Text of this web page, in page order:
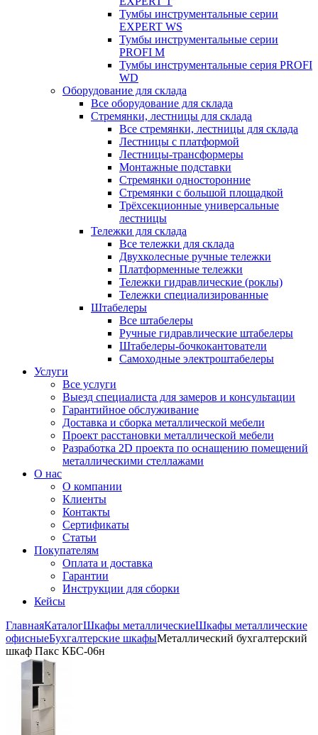
Тумбы инструментальные серии
EXPERT WS
Тумбы инструментальные серии
PROFI M
Тумбы инструментальные серия PROFI
WD
Оборудование для склада
Все оборудование для склада
Стремянки, лестницы для склада
Все стремянки, лестницы для склада
Лестницы с платформой
Лестницы-трансформеры
Монтажные подставки
Стремянки односторонние
Стремянки с большой площадкой
Трёхсекционные универсальные
лестницы
Тележки для склада
Все тележки для склада
Двухколесные ручные тележки
Платформенные тележки
Тележки гидравлические (роклы)
Тележки специализированные
Штабелеры
Все штабелеры
Ручные гидравлические штабелеры
Штабелеры-бочкокантователи
Самоходные электроштабелеры
Услуги
Все услуги
Выезд специалиста для замеров и консультации
Гарантийное обслуживание
Доставка и сборка металлической мебели
Проект расстановки металлической мебели
Разработка 2D проекта по оснащению помещений
металлическими стеллажами
О нас
О компании
Клиенты
Контакты
Сертификаты
Статьи
Покупателям
Оплата и доставка
Гарантии
Инструкции для сборки
Кейсы
ГлавнаяКаталогШкафы металлическиеШкафы металлические
офисныеБухгалтерские шкафыМеталлический бухгалтерский
шкаф Пакс КБС-06н